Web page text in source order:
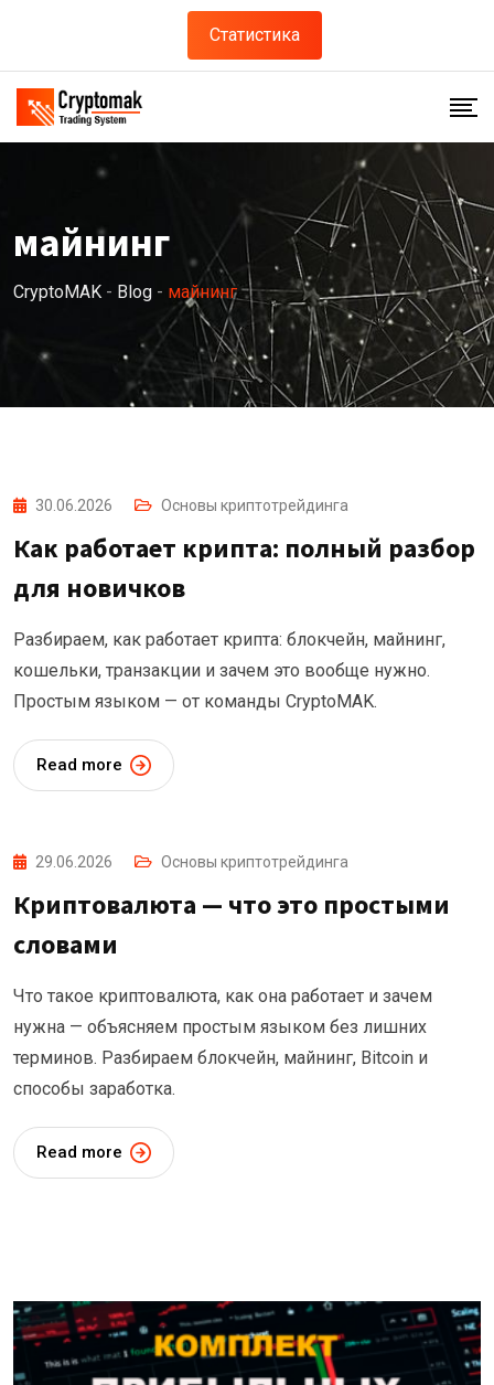
content
Статистика
майнинг
CryptoMAK - Blog - майнинг
30.06.2026 Основы криптотрейдинга
Как работает крипта: полный разбор
для новичков
Разбираем, как работает крипта: блокчейн, майнинг,
кошельки, транзакции и зачем это вообще нужно.
Простым языком — от команды CryptoMAK.
Read more
29.06.2026 Основы криптотрейдинга
Криптовалюта — что это простыми
словами
Что такое криптовалюта, как она работает и зачем
нужна — объясняем простым языком без лишних
терминов. Разбираем блокчейн, майнинг, Bitcoin и
способы заработка.
Read more